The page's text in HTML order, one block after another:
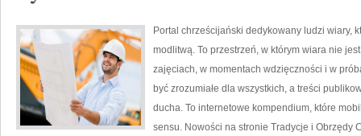
Portal chrześcijański dedykowany ludzi wiary,
modlitwą. To przestrzeń, w którym wiara nie
zajęciach, w momentach wdzięczności i w
być zrozumiałe dla wszystkich, a treści
ducha. To internetowe kompendium, które
sensu. Nowości na stronie Tradycje i Obrzędy